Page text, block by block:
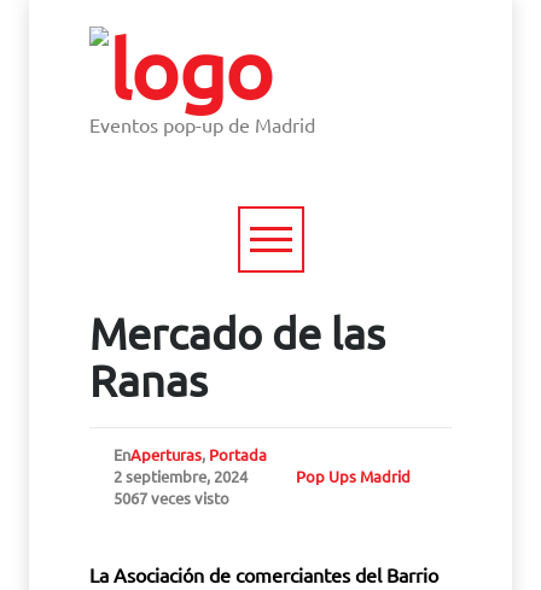
Eventos pop-up de Madrid
Mercado de las
Ranas
EnAperturas, Portada
2 septiembre, 2024
Pop Ups Madrid
5067 veces visto
La Asociación de comerciantes del Barrio